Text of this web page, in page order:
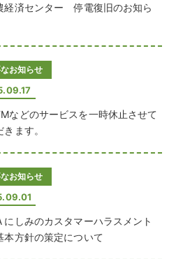
経済センター 停電復旧のお知ら
お知らせ
などのサービスを一時休止させて
ます。
お知らせ
にしみのカスタマーハラスメント
本方針の策定について